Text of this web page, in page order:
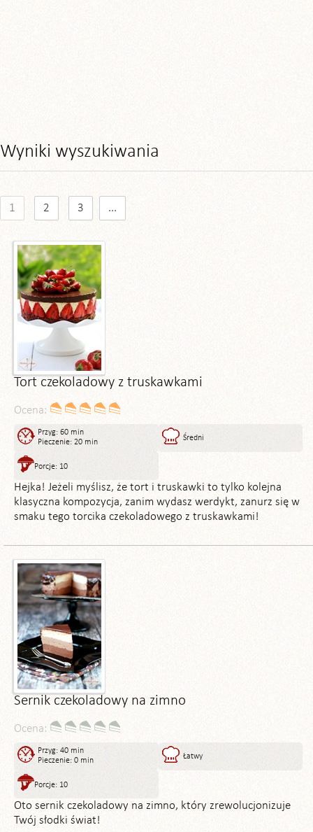
Wyniki wyszukiwania
1 2 3 ...
Tort czekoladowy z truskawkami
Ocena:
Przyg: 60 min
Pieczenie: 20 min
Średni
Porcje: 10
Hejka! Jeżeli myślisz, że tort i truskawki to tylko kolejna
klasyczna kompozycja, zanim wydasz werdykt, zanurz się w
smaku tego torcika czekoladowego z truskawkami!
Sernik czekoladowy na zimno
Ocena:
Przyg: 40 min
Pieczenie: 0 min
Łatwy
Porcje: 10
Oto sernik czekoladowy na zimno, który zrewolucjonizuje
Twój słodki świat!